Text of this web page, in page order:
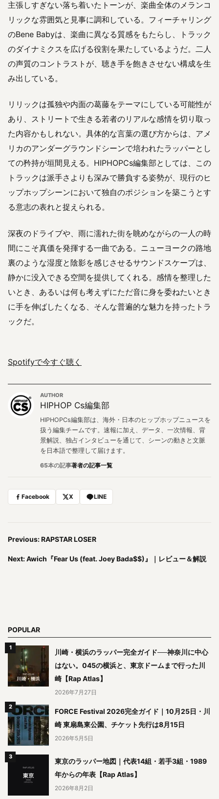
主張しすぎない落ち着いたトーンが、楽曲全体のメランコ
リックな雰囲気と見事に調和している。フィーチャリング
のBene Babyは、楽曲に異なる質感をもたらし、トラック
のダイナミクスを広げる役割を果たしているようだ。二人
の声質のコントラストが、聴き手を飽きさせない構成を生
み出している。
リリックは孤独や内面の葛藤をテーマにしている可能性が
あり、ストリートで生きる若者のリアルな感情を切り取っ
た内容かもしれない。具体的な言葉の選び方からは、アメ
リカのアンダーグラウンドシーンで培われたラッパーとし
ての矜持が垣間見える。HIPHOPCs編集部としては、この
トラックは派手さよりも深みで勝負する姿勢が、現行のヒ
ップホップシーンにおいて独自のポジションを築こうとす
る意志の表れと捉えられる。
深夜のドライブや、雨に濡れた街を眺めながらの一人の時
間にこそ真価を発揮する一曲である。ニューヨークの路地
裏のような湿度と陰影を感じさせるサウンドスケープは、
静かに没入できる空間を提供してくれる。感情を整理した
いとき、あるいは何も考えずにただ音に身を委ねたいとき
に手を伸ばしたくなる、そんな普遍的な魅力を持ったトラ
ックだ。
Spotifyで今すぐ聴く
AUTHOR
HIPHOP Cs編集部
HIPHOPCs編集部は、海外・日本のヒップホップニュースを
扱う編集チームです。速報に加え、データ、一次情報、背
景解説、独占インタビューを通じて、シーンの動きと文脈
を日本語で整理して届けます。
65本の記事著者の記事一覧
Facebook X LINE
Previous: RAPSTAR LOSER
Next: Awich『Fear Us (feat. Joey Bada$$)』｜レビュー＆解説
POPULAR
川崎・横浜のラッパー完全ガイド──神奈川に中心
はない。045の横浜と、東京ドームまで行った川
崎【Rap Atlas】
2026年7月27日
FORCE Festival 2026完全ガイド｜10月25日・川
崎 東扇島東公園、チケット先行は8月15日
2026年5月5日
東京のラッパー地図｜代表14組・若手3組・1989
年からの年表【Rap Atlas】
2026年8月2日